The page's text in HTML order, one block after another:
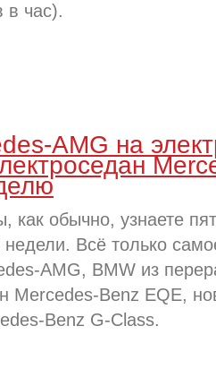
в час).
AMG на
как обычно, узнаете
Всё только
AMG, BMW из
Mercedes-Benz EQE,
Benz G-Class.